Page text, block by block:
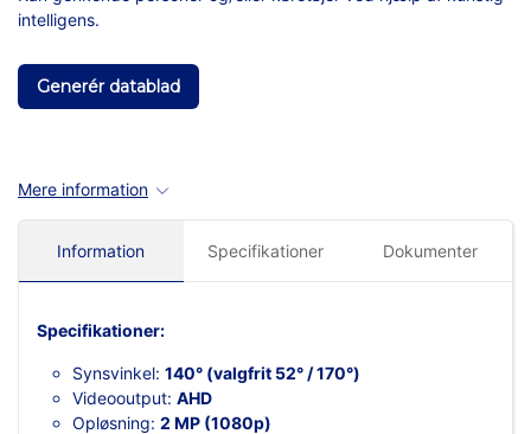
intelligens.
Generér datablad
Mere information
Information Specifikationer Dokumenter
Specifikationer:
Synsvinkel: 140° (valgfrit 52° / 170°)
Videooutput: AHD
Opløsning: 2 MP (1080p)